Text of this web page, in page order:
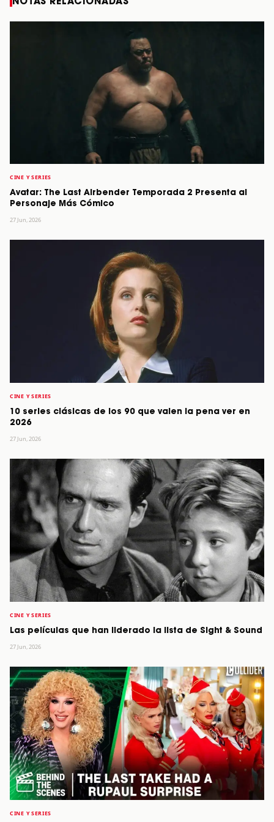
CINE Y SERIES
Avatar: The Last Airbender Temporada 2 Presenta al
Personaje Más Cómico
27 Jun, 2026
CINE Y SERIES
10 series clásicas de los 90 que valen la pena ver en
2026
27 Jun, 2026
CINE Y SERIES
Las películas que han liderado la lista de Sight & Sound
27 Jun, 2026
CINE Y SERIES